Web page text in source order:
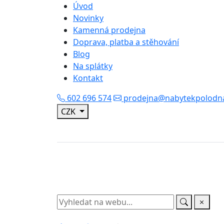
Úvod
Novinky
Kamenná prodejna
Doprava, platba a stěhování
Blog
Na splátky
Kontakt
602 696 574
CZK